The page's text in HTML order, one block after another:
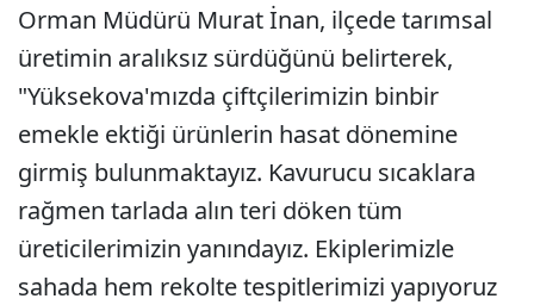
Orman Müdürü Murat İnan, ilçede tarımsal
üretimin aralıksız sürdüğünü belirterek,
"Yüksekova'mızda çiftçilerimizin binbir
emekle ektiği ürünlerin hasat dönemine
girmiş bulunmaktayız. Kavurucu sıcaklara
rağmen tarlada alın teri döken tüm
üreticilerimizin yanındayız. Ekiplerimizle
sahada hem rekolte tespitlerimizi yapıyoruz